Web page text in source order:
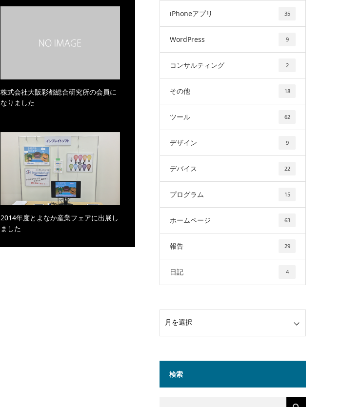
株式会社大阪彩都総合研究所の会員に
なりました
2014年度とよなか産業フェアに出展し
ました
iPhoneアプリ 35
WordPress 9
コンサルティング 2
その他 18
ツール 62
デザイン 9
デバイス 22
プログラム 15
ホームページ 63
報告 29
日記 4
検索